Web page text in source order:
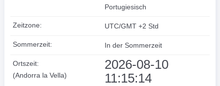
Portugiesisch
Zeitzone: UTC/GMT +2 Std
Sommerzeit: In der Sommerzeit
Ortszeit:
(Andorra la Vella)
2026-08-10
11:15:14